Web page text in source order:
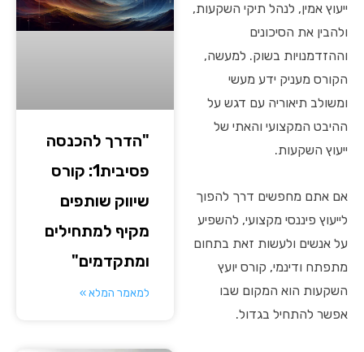
ייעוץ אמין, לנהל תיקי השקעות,
ולהבין את הסיכונים
וההזדמנויות בשוק. למעשה,
הקורס מעניק ידע מעשי
ומשולב תיאוריה עם דגש על
ההיבט המקצועי והאתי של
ייעוץ השקעות.
אם אתם מחפשים דרך להפוך
לייעוץ פיננסי מקצועי, להשפיע
על אנשים ולעשות זאת בתחום
מתפתח ודינמי, קורס יועץ
השקעות הוא המקום שבו
אפשר להתחיל בגדול.
"הדרך להכנסה
פסיבית1: קורס
שיווק שותפים
מקיף למתחילים
ומתקדמים"
למאמר המלא »